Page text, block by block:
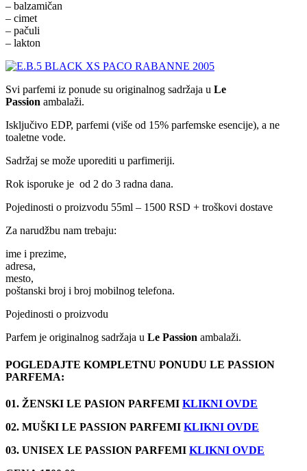
– balzamičan
– cimet
– pačuli
– lakton
Svi parfemi iz ponude su originalnog sadržaja u Le
Passion ambalaži.
Isključivo EDP, parfemi (više od 15% parfemske esencije), a ne
toaletne vode.
Sadržaj se može uporediti u parfimeriji.
Rok isporuke je od 2 do 3 radna dana.
Pojedinosti o proizvodu 55ml – 1500 RSD + troškovi dostave
Za narudžbu nam trebaju:
ime i prezime,
adresa,
mesto,
poštanski broj i broj mobilnog telefona.
Pojedinosti o proizvodu
Parfem je originalnog sadržaja u Le Passion ambalaži.
POGLEDAJTE KOMPLETNU PONUDU LE PASSION
PARFEMA:
01. ŽENSKI LE PASION PARFEMI KLIKNI OVDE
02. MUŠKI LE PASSION PARFEMI KLIKNI OVDE
03. UNISEX LE PASSION PARFEMI KLIKNI OVDE